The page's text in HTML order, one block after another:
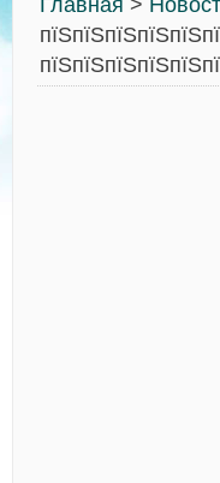
Главная >